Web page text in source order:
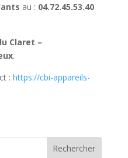
au : 04.72.45.53.40
Claret –
.
: https://cbi-appareils-